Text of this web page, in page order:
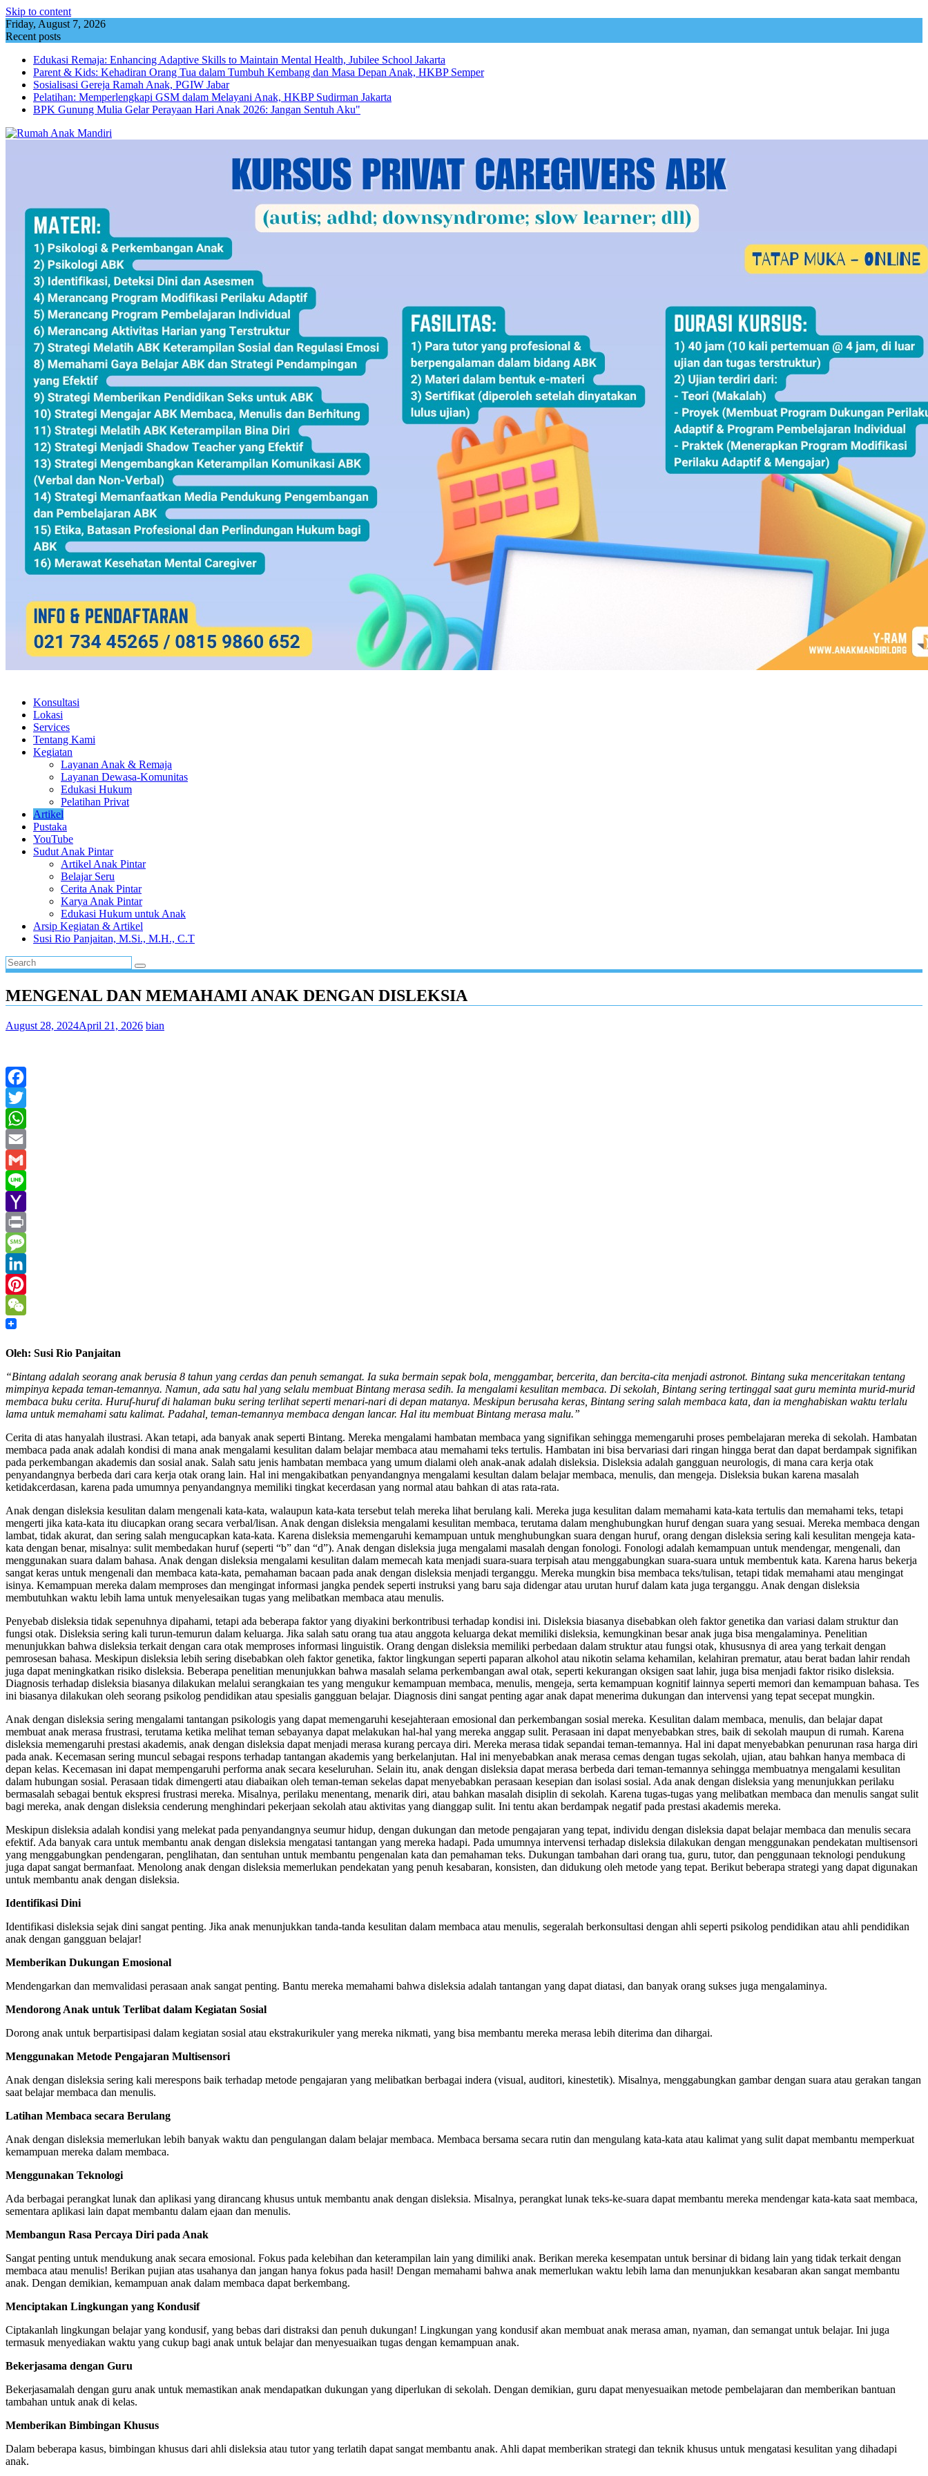
Skip to content
Friday, August 7, 2026
Recent posts
Edukasi Remaja: Enhancing Adaptive Skills to Maintain Mental Health, Jubilee School Jakarta
Parent & Kids: Kehadiran Orang Tua dalam Tumbuh Kembang dan Masa Depan Anak, HKBP Semper
Sosialisasi Gereja Ramah Anak, PGIW Jabar
Pelatihan: Memperlengkapi GSM dalam Melayani Anak, HKBP Sudirman Jakarta
BPK Gunung Mulia Gelar Perayaan Hari Anak 2026: Jangan Sentuh Aku"
Konsultasi
Lokasi
Services
Tentang Kami
Kegiatan
Layanan Anak & Remaja
Layanan Dewasa-Komunitas
Edukasi Hukum
Pelatihan Privat
Artikel
Pustaka
YouTube
Sudut Anak Pintar
Artikel Anak Pintar
Belajar Seru
Cerita Anak Pintar
Karya Anak Pintar
Edukasi Hukum untuk Anak
Arsip Kegiatan & Artikel
Susi Rio Panjaitan, M.Si., M.H., C.T
MENGENAL DAN MEMAHAMI ANAK DENGAN DISLEKSIA
August 28, 2024April 21, 2026 bian
Facebook
Twitter
WhatsApp
Email
Gmail
Line
Yahoo
Mail
Print
Message
LinkedIn
Pinterest
WeChat
Oleh: Susi Rio Panjaitan
“Bintang adalah seorang anak berusia 8 tahun yang cerdas dan penuh semangat. Ia suka bermain sepak bola, menggambar, bercerita, dan bercita-cita menjadi astronot. Bintang suka menceritakan tentang
mimpinya kepada teman-temannya. Namun, ada satu hal yang selalu membuat Bintang merasa sedih. Ia mengalami kesulitan membaca. Di sekolah, Bintang sering tertinggal saat guru meminta murid-murid
membaca buku cerita. Huruf-huruf di halaman buku sering terlihat seperti menari-nari di depan matanya. Meskipun berusaha keras, Bintang sering salah membaca kata, dan ia menghabiskan waktu terlalu
lama untuk memahami satu kalimat. Padahal, teman-temannya membaca dengan lancar. Hal itu membuat Bintang merasa malu.”
Cerita di atas hanyalah ilustrasi. Akan tetapi, ada banyak anak seperti Bintang. Mereka mengalami hambatan membaca yang signifikan sehingga memengaruhi proses pembelajaran mereka di sekolah. Hambatan
membaca pada anak adalah kondisi di mana anak mengalami kesulitan dalam belajar membaca atau memahami teks tertulis. Hambatan ini bisa bervariasi dari ringan hingga berat dan dapat berdampak signifikan
pada perkembangan akademis dan sosial anak. Salah satu jenis hambatan membaca yang umum dialami oleh anak-anak adalah disleksia. Disleksia adalah gangguan neurologis, di mana cara kerja otak
penyandangnya berbeda dari cara kerja otak orang lain. Hal ini mengakibatkan penyandangnya mengalami kesultan dalam belajar membaca, menulis, dan mengeja. Disleksia bukan karena masalah
ketidakcerdasan, karena pada umumnya penyandangnya memiliki tingkat kecerdasan yang normal atau bahkan di atas rata-rata.
Anak dengan disleksia kesulitan dalam mengenali kata-kata, walaupun kata-kata tersebut telah mereka lihat berulang kali. Mereka juga kesulitan dalam memahami kata-kata tertulis dan memahami teks, tetapi
mengerti jika kata-kata itu diucapkan orang secara verbal/lisan. Anak dengan disleksia mengalami kesulitan membaca, terutama dalam menghubungkan huruf dengan suara yang sesuai. Mereka membaca dengan
lambat, tidak akurat, dan sering salah mengucapkan kata-kata. Karena disleksia memengaruhi kemampuan untuk menghubungkan suara dengan huruf, orang dengan disleksia sering kali kesulitan mengeja kata-
kata dengan benar, misalnya: sulit membedakan huruf (seperti “b” dan “d”). Anak dengan disleksia juga mengalami masalah dengan fonologi. Fonologi adalah kemampuan untuk mendengar, mengenali, dan
menggunakan suara dalam bahasa. Anak dengan disleksia mengalami kesulitan dalam memecah kata menjadi suara-suara terpisah atau menggabungkan suara-suara untuk membentuk kata. Karena harus bekerja
sangat keras untuk mengenali dan membaca kata-kata, pemahaman bacaan pada anak dengan disleksia menjadi terganggu. Mereka mungkin bisa membaca teks/tulisan, tetapi tidak memahami atau mengingat
isinya. Kemampuan mereka dalam memproses dan mengingat informasi jangka pendek seperti instruksi yang baru saja didengar atau urutan huruf dalam kata juga terganggu. Anak dengan disleksia
membutuhkan waktu lebih lama untuk menyelesaikan tugas yang melibatkan membaca atau menulis.
Penyebab disleksia tidak sepenuhnya dipahami, tetapi ada beberapa faktor yang diyakini berkontribusi terhadap kondisi ini. Disleksia biasanya disebabkan oleh faktor genetika dan variasi dalam struktur dan
fungsi otak. Disleksia sering kali turun-temurun dalam keluarga. Jika salah satu orang tua atau anggota keluarga dekat memiliki disleksia, kemungkinan besar anak juga bisa mengalaminya. Penelitian
menunjukkan bahwa disleksia terkait dengan cara otak memproses informasi linguistik. Orang dengan disleksia memiliki perbedaan dalam struktur atau fungsi otak, khususnya di area yang terkait dengan
pemrosesan bahasa. Meskipun disleksia lebih sering disebabkan oleh faktor genetika, faktor lingkungan seperti paparan alkohol atau nikotin selama kehamilan, kelahiran prematur, atau berat badan lahir rendah
juga dapat meningkatkan risiko disleksia. Beberapa penelitian menunjukkan bahwa masalah selama perkembangan awal otak, seperti kekurangan oksigen saat lahir, juga bisa menjadi faktor risiko disleksia.
Diagnosis terhadap disleksia biasanya dilakukan melalui serangkaian tes yang mengukur kemampuan membaca, menulis, mengeja, serta kemampuan kognitif lainnya seperti memori dan kemampuan bahasa. Tes
ini biasanya dilakukan oleh seorang psikolog pendidikan atau spesialis gangguan belajar. Diagnosis dini sangat penting agar anak dapat menerima dukungan dan intervensi yang tepat secepat mungkin.
Anak dengan disleksia sering mengalami tantangan psikologis yang dapat memengaruhi kesejahteraan emosional dan perkembangan sosial mereka. Kesulitan dalam membaca, menulis, dan belajar dapat
membuat anak merasa frustrasi, terutama ketika melihat teman sebayanya dapat melakukan hal-hal yang mereka anggap sulit. Perasaan ini dapat menyebabkan stres, baik di sekolah maupun di rumah. Karena
disleksia memengaruhi prestasi akademis, anak dengan disleksia dapat menjadi merasa kurang percaya diri. Mereka merasa tidak sepandai teman-temannya. Hal ini dapat menyebabkan penurunan rasa harga diri
pada anak. Kecemasan sering muncul sebagai respons terhadap tantangan akademis yang berkelanjutan. Hal ini menyebabkan anak merasa cemas dengan tugas sekolah, ujian, atau bahkan hanya membaca di
depan kelas. Kecemasan ini dapat mempengaruhi performa anak secara keseluruhan. Selain itu, anak dengan disleksia dapat merasa berbeda dari teman-temannya sehingga membuatnya mengalami kesulitan
dalam hubungan sosial. Perasaan tidak dimengerti atau diabaikan oleh teman-teman sekelas dapat menyebabkan perasaan kesepian dan isolasi sosial. Ada anak dengan disleksia yang menunjukkan perilaku
bermasalah sebagai bentuk ekspresi frustrasi mereka. Misalnya, perilaku menentang, menarik diri, atau bahkan masalah disiplin di sekolah. Karena tugas-tugas yang melibatkan membaca dan menulis sangat sulit
bagi mereka, anak dengan disleksia cenderung menghindari pekerjaan sekolah atau aktivitas yang dianggap sulit. Ini tentu akan berdampak negatif pada prestasi akademis mereka.
Meskipun disleksia adalah kondisi yang melekat pada penyandangnya seumur hidup, dengan dukungan dan metode pengajaran yang tepat, individu dengan disleksia dapat belajar membaca dan menulis secara
efektif. Ada banyak cara untuk membantu anak dengan disleksia mengatasi tantangan yang mereka hadapi. Pada umumnya intervensi terhadap disleksia dilakukan dengan menggunakan pendekatan multisensori
yang menggabungkan pendengaran, penglihatan, dan sentuhan untuk membantu pengenalan kata dan pemahaman teks. Dukungan tambahan dari orang tua, guru, tutor, dan penggunaan teknologi pendukung
juga dapat sangat bermanfaat. Menolong anak dengan disleksia memerlukan pendekatan yang penuh kesabaran, konsisten, dan didukung oleh metode yang tepat. Berikut beberapa strategi yang dapat digunakan
untuk membantu anak dengan disleksia.
Identifikasi Dini
Identifikasi disleksia sejak dini sangat penting. Jika anak menunjukkan tanda-tanda kesulitan dalam membaca atau menulis, segeralah berkonsultasi dengan ahli seperti psikolog pendidikan atau ahli pendidikan
anak dengan gangguan belajar!
Memberikan Dukungan Emosional
Mendengarkan dan memvalidasi perasaan anak sangat penting. Bantu mereka memahami bahwa disleksia adalah tantangan yang dapat diatasi, dan banyak orang sukses juga mengalaminya.
Mendorong Anak untuk Terlibat dalam Kegiatan Sosial
Dorong anak untuk berpartisipasi dalam kegiatan sosial atau ekstrakurikuler yang mereka nikmati, yang bisa membantu mereka merasa lebih diterima dan dihargai.
Menggunakan Metode Pengajaran Multisensori
Anak dengan disleksia sering kali merespons baik terhadap metode pengajaran yang melibatkan berbagai indera (visual, auditori, kinestetik). Misalnya, menggabungkan gambar dengan suara atau gerakan tangan
saat belajar membaca dan menulis.
Latihan Membaca secara Berulang
Anak dengan disleksia memerlukan lebih banyak waktu dan pengulangan dalam belajar membaca. Membaca bersama secara rutin dan mengulang kata-kata atau kalimat yang sulit dapat membantu memperkuat
kemampuan mereka dalam membaca.
Menggunakan Teknologi
Ada berbagai perangkat lunak dan aplikasi yang dirancang khusus untuk membantu anak dengan disleksia. Misalnya, perangkat lunak teks-ke-suara dapat membantu mereka mendengar kata-kata saat membaca,
sementara aplikasi lain dapat membantu dalam ejaan dan menulis.
Membangun Rasa Percaya Diri pada Anak
Sangat penting untuk mendukung anak secara emosional. Fokus pada kelebihan dan keterampilan lain yang dimiliki anak. Berikan mereka kesempatan untuk bersinar di bidang lain yang tidak terkait dengan
membaca atau menulis! Berikan pujian atas usahanya dan jangan hanya fokus pada hasil! Dengan memahami bahwa anak memerlukan waktu lebih lama dan menunjukkan kesabaran akan sangat membantu
anak. Dengan demikian, kemampuan anak dalam membaca dapat berkembang.
Menciptakan Lingkungan yang Kondusif
Ciptakanlah lingkungan belajar yang kondusif, yang bebas dari distraksi dan penuh dukungan! Lingkungan yang kondusif akan membuat anak merasa aman, nyaman, dan semangat untuk belajar. Ini juga
termasuk menyediakan waktu yang cukup bagi anak untuk belajar dan menyesuaikan tugas dengan kemampuan anak.
Bekerjasama dengan Guru
Bekerjasamalah dengan guru anak untuk memastikan anak mendapatkan dukungan yang diperlukan di sekolah. Dengan demikian, guru dapat menyesuaikan metode pembelajaran dan memberikan bantuan
tambahan untuk anak di kelas.
Memberikan Bimbingan Khusus
Dalam beberapa kasus, bimbingan khusus dari ahli disleksia atau tutor yang terlatih dapat sangat membantu anak. Ahli dapat memberikan strategi dan teknik khusus untuk mengatasi kesulitan yang dihadapi
anak.